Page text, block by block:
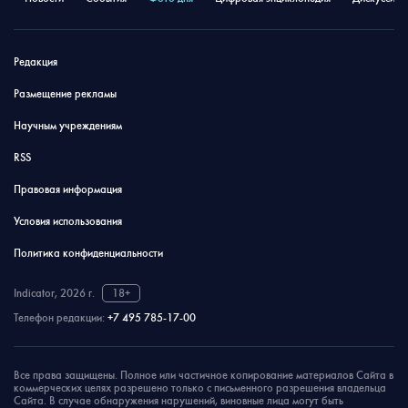
Редакция
Размещение рекламы
Научным учреждениям
RSS
Правовая информация
Условия использования
Политика конфиденциальности
Indicator, 2026 г.
18+
Телефон редакции: +7 495 785-17-00
Все права защищены. Полное или частичное копирование материалов Сайта в
коммерческих целях разрешено только с письменного разрешения владельца
Сайта. В случае обнаружения нарушений, виновные лица могут быть